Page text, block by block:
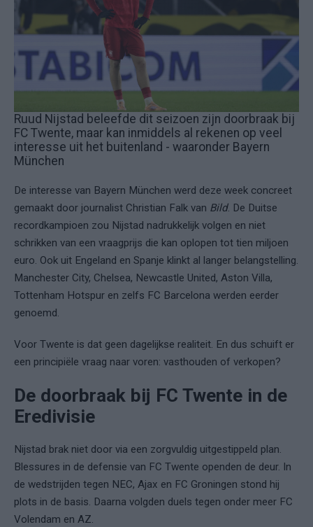
Ruud Nijstad beleefde dit seizoen zijn doorbraak bij
FC Twente, maar kan inmiddels al rekenen op veel
interesse uit het buitenland - waaronder Bayern
München
De interesse van Bayern München werd deze week concreet
gemaakt door journalist Christian Falk van Bild. De Duitse
recordkampioen zou Nijstad nadrukkelijk volgen en niet
schrikken van een vraagprijs die kan oplopen tot tien miljoen
euro. Ook uit Engeland en Spanje klinkt al langer belangstelling.
Manchester City, Chelsea, Newcastle United, Aston Villa,
Tottenham Hotspur en zelfs FC Barcelona werden eerder
genoemd.
Voor Twente is dat geen dagelijkse realiteit. En dus schuift er
een principiële vraag naar voren: vasthouden of verkopen?
De doorbraak bij FC Twente in de
Eredivisie
Nijstad brak niet door via een zorgvuldig uitgestippeld plan.
Blessures in de defensie van FC Twente openden de deur. In
de wedstrijden tegen NEC, Ajax en FC Groningen stond hij
plots in de basis. Daarna volgden duels tegen onder meer FC
Volendam en AZ.